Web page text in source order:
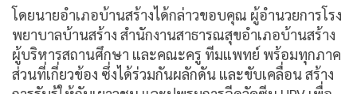
โดยนายอำเภอบ้านสร้างได้กล่าวขอบคุณ ผู้อำนวยการโรง
พยาบาลบ้านสร้าง สำนักงานสาธารณสุขอำเภอบ้านสร้าง
ผู้บริหารสถานศึกษา และคณะครู ทีมแพทย์ พร้อมทุกภาค
ส่วนที่เกี่ยวข้อง ซึ่งได้ร่วมกันผลักดัน และขับเคลื่อน สร้าง